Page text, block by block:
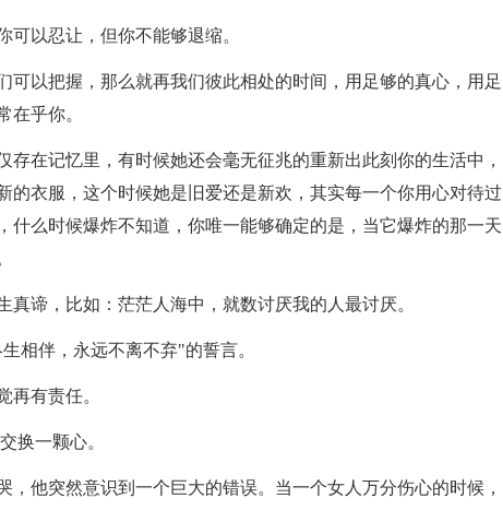
可以忍让，但你不能够退缩。
可以把握，那么就再我们彼此相处的时间，用足够的真心，用足
在乎你。
存在记忆里，有时候她还会毫无征兆的重新出此刻你的生活中，
的衣服，这个时候她是旧爱还是新欢，其实每一个你用心对待过
什么时候爆炸不知道，你唯一能够确定的是，当它爆炸的那一天
真谛，比如：茫茫人海中，就数讨厌我的人最讨厌。
相伴，永远不离不弃"的誓言。
再有责任。
换一颗心。
，他突然意识到一个巨大的错误。当一个女人万分伤心的时候，